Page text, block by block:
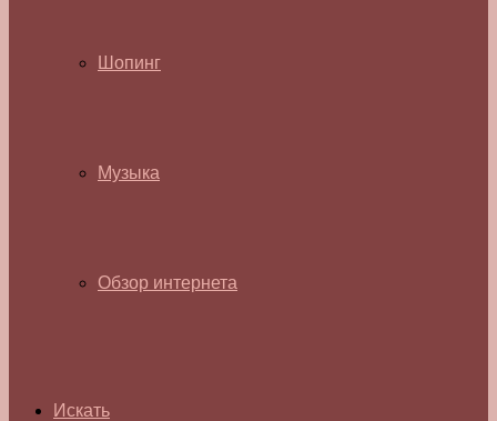
Шопинг
Музыка
Обзор интернета
Искать